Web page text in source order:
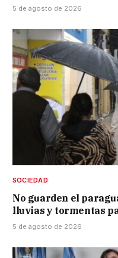
5 de agosto de 2026
SOCIEDAD
No guarden el
lluvias y tormentas
5 de agosto de 2026